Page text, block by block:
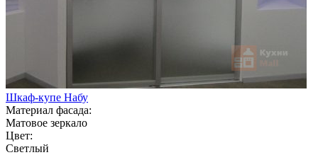
Шкаф-купе Набу
Материал фасада:
Матовое зеркало
Цвет:
Светлый